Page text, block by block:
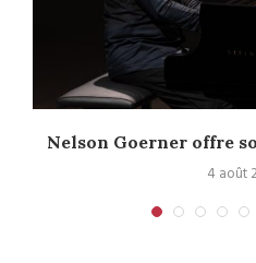
Nelson Goerner offre
4 août